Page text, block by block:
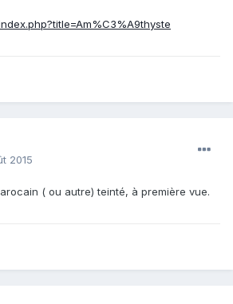
2015
( ou autre) teinté, à première vue.